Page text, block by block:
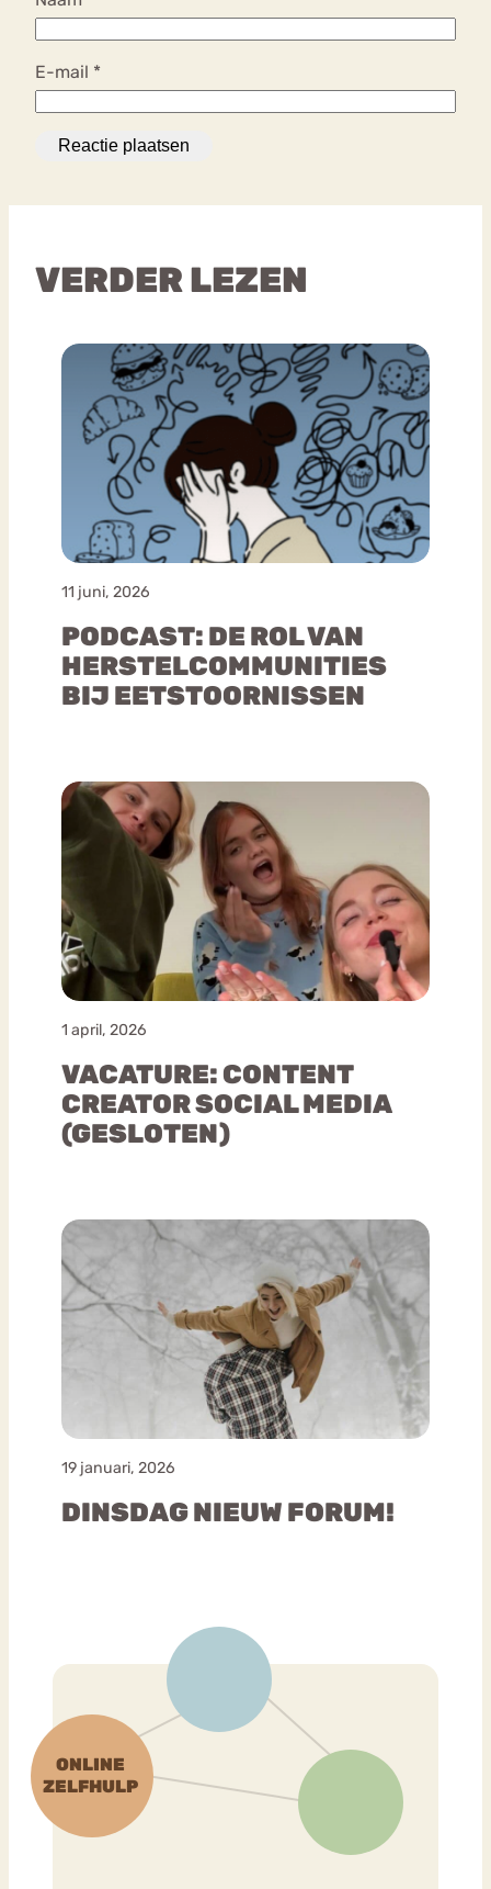
E-mail *
VERDER LEZEN
11 juni, 2026
PODCAST: DE ROL VAN
HERSTELCOMMUNITIES
BIJ EETSTOORNISSEN
1 april, 2026
VACATURE: CONTENT
CREATOR SOCIAL MEDIA
(GESLOTEN)
19 januari, 2026
DINSDAG NIEUW FORUM!